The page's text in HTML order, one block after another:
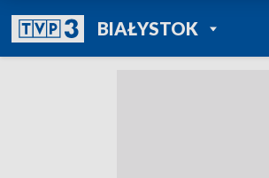
BIAŁYSTOKPOWRÓT DO
TVP REGIONY